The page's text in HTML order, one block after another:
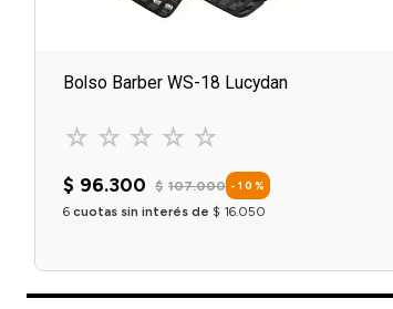
Bolso Barber WS-18 Lucydan
☆ ☆ ☆ ☆ ☆
$ 96.300 $ 107.000 - 10 %
6 cuotas sin interés de $ 16.050